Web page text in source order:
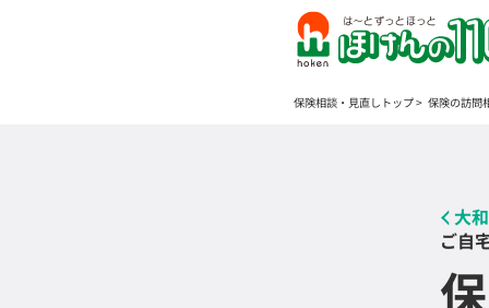
保険相談・見直しトップ 保険の訪問
大
ご自